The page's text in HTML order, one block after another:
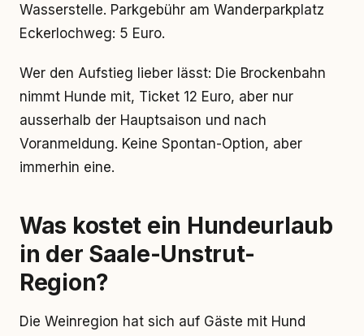
Wasserstelle. Parkgebühr am Wanderparkplatz
Eckerlochweg: 5 Euro.
Wer den Aufstieg lieber lässt: Die Brockenbahn
nimmt Hunde mit, Ticket 12 Euro, aber nur
ausserhalb der Hauptsaison und nach
Voranmeldung. Keine Spontan-Option, aber
immerhin eine.
Was kostet ein Hundeurlaub
in der Saale-Unstrut-
Region?
Die Weinregion hat sich auf Gäste mit Hund